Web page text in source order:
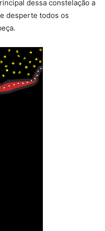
dessa constelação a
desperte todos os